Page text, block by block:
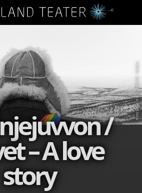
FOTO: ASLAK MIKAL MIENNA
/
– A love
story